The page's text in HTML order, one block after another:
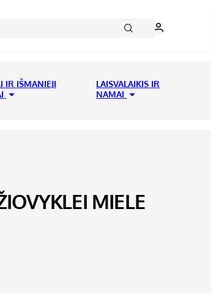
IR IŠMANIEJI
LAISVALAIKIS IR
NAMAI
MIELE